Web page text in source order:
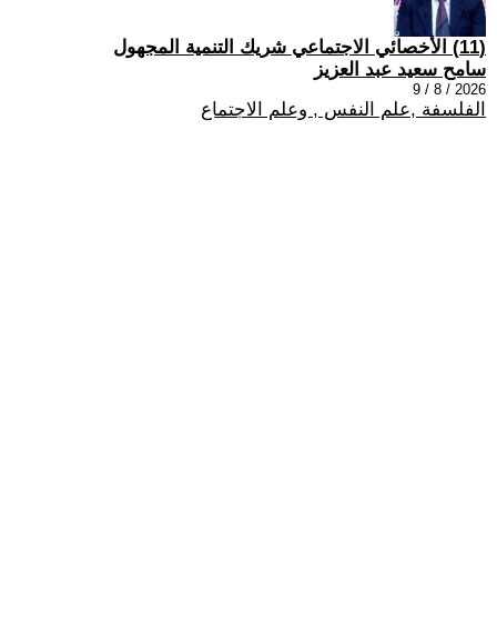
(11) الأخصائي الاجتماعي شريك التنمية المجهول
سامح سعيد عبد العزيز
2026 / 8 / 9
الفلسفة ,علم النفس , وعلم الاجتماع